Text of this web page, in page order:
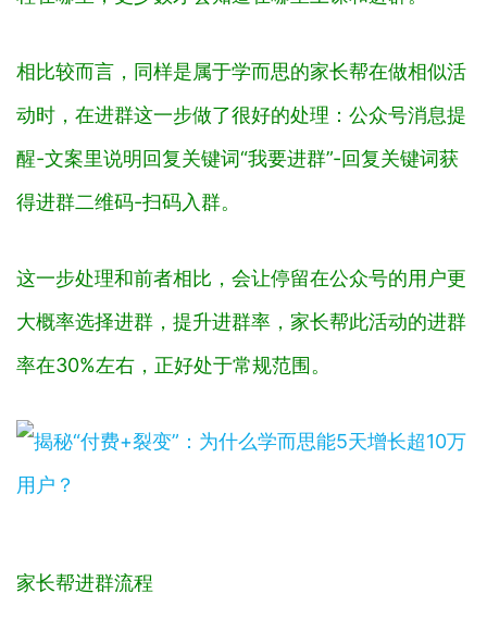
相比较而言，同样是属于学而思的家长帮在做相似活
动时，在进群这一步做了很好的处理：公众号消息提
醒-文案里说明回复关键词“我要进群”-回复关键词获
得进群二维码-扫码入群。
这一步处理和前者相比，会让停留在公众号的用户更
大概率选择进群，提升进群率，家长帮此活动的进群
率在30%左右，正好处于常规范围。
家长帮进群流程